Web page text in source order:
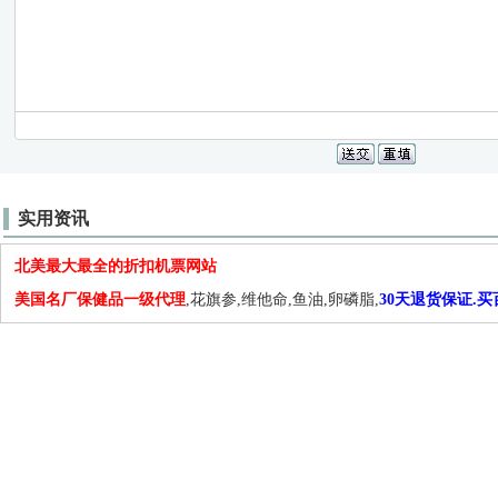
实用资讯
北美最大最全的折扣机票网站
美国名厂保健品一级代理,花旗参,维他命,鱼油,卵磷脂,30天退货保证.买